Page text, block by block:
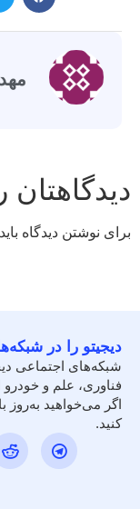
دیدگاهتان
برای نوشتن دیدگاه باید
دیجیتو را در
شبکه‌های اجتماعی
فناوری، علم و
اگر می‌خواهید به‌روز
کنید.